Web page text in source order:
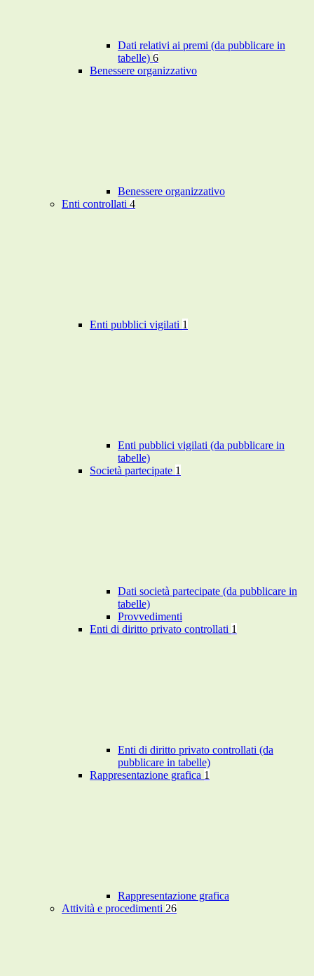
Dati relativi ai premi (da pubblicare in
tabelle) 6
Benessere organizzativo
Benessere organizzativo
Enti controllati 4
Enti pubblici vigilati 1
Enti pubblici vigilati (da pubblicare in
tabelle)
Società partecipate 1
Dati società partecipate (da pubblicare in
tabelle)
Provvedimenti
Enti di diritto privato controllati 1
Enti di diritto privato controllati (da
pubblicare in tabelle)
Rappresentazione grafica 1
Rappresentazione grafica
Attività e procedimenti 26